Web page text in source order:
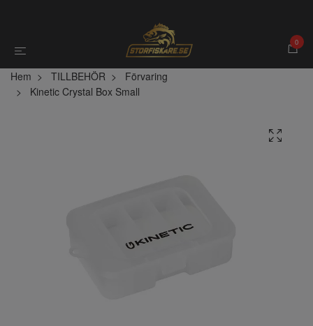
0
Hem TILLBEHÖR
Förvaring
Kinetic Crystal Box Small